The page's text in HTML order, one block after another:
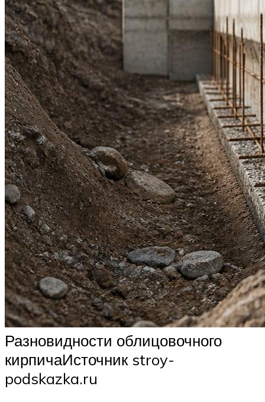
Разновидности облицовочного
кирпичаИсточник stroy-
podskazka.ru